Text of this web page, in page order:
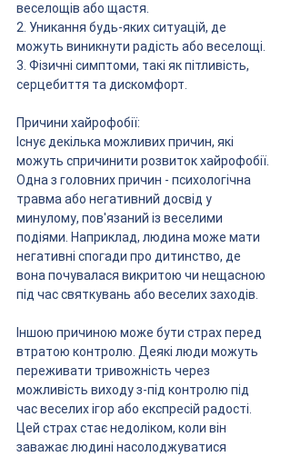
веселощів або щастя.
2. Уникання будь-яких ситуацій, де
можуть виникнути радість або веселощі.
3. Фізичні симптоми, такі як пітливість,
серцебиття та дискомфорт.
Причини хайрофобії:
Існує декілька можливих причин, які
можуть спричинити розвиток хайрофобії.
Одна з головних причин - психологічна
травма або негативний досвід у
минулому, пов'язаний із веселими
подіями. Наприклад, людина може мати
негативні спогади про дитинство, де
вона почувалася викритою чи нещасною
під час святкувань або веселих заходів.
Іншою причиною може бути страх перед
втратою контролю. Деякі люди можуть
переживати тривожність через
можливість виходу з-під контролю під
час веселих ігор або експресій радості.
Цей страх стає недоліком, коли він
заважає людині насолоджуватися